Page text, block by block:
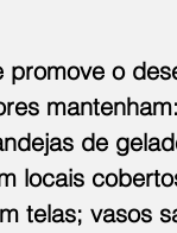
o
de
locais
telas; vasos